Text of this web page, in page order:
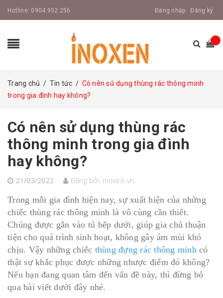
Hotline: 0904.952.256 Đăng nhập Đăng ký
Trang chủ / Tin tức / Có nên sử dụng thùng rác thông minh
trong gia đình hay không?
Có nên sử dụng thùng rác
thông minh trong gia đình
hay không?
21/03/2022 Đăng bởi: inoxen-vn
Trong mỗi gia đình hiện nay, sự xuất hiện của những
chiếc thùng rác thông minh là vô cùng cần thiết.
Chúng được gắn vào tủ bếp dưới, giúp gia chủ thuận
tiện cho quá trình sinh hoạt, không gây ám mùi khó
chịu. Vậy những chiếc thùng đựng rác thông minhcó
thật sự khắc phục được những nhược điểm đó không?
Nếu bạn đang quan tâm đến vấn đề này, thì đừng bỏ
qua bài viết dưới đây nhé.